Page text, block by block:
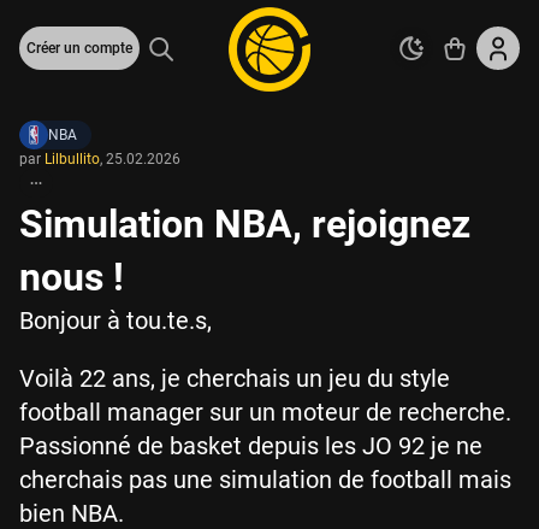
Créer un compte
NBA
par Lilbullito, 25.02.2026
Simulation NBA, rejoignez
nous !
Bonjour à tou.te.s,
Voilà 22 ans, je cherchais un jeu du style
football manager sur un moteur de recherche.
Passionné de basket depuis les JO 92 je ne
cherchais pas une simulation de football mais
bien NBA.